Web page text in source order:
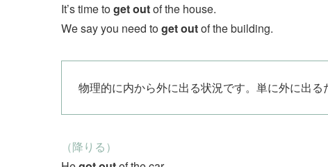
It’s time toget outof the house.
We say you need toget outof the building.
物理的に内から外に出る状況です。単に外に出
（降りる）